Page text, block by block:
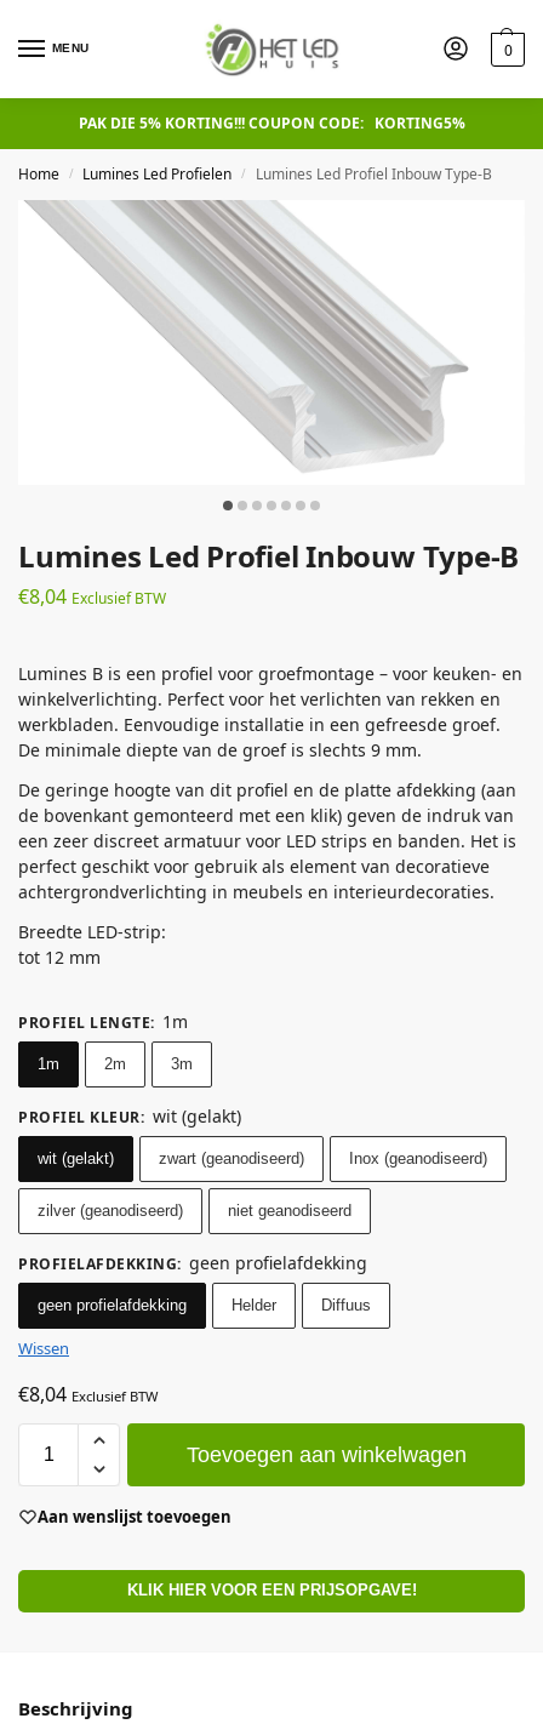
MENU 0
PAK DIE 5% KORTING!!! COUPON CODE: KORTING5%
Home / Lumines Led Profielen / Lumines Led Profiel Inbouw Type-B
Lumines Led Profiel Inbouw Type-B
€8,04 Exclusief BTW
Lumines B is een profiel voor groefmontage – voor keuken- en
winkelverlichting. Perfect voor het verlichten van rekken en
werkbladen. Eenvoudige installatie in een gefreesde groef.
De minimale diepte van de groef is slechts 9 mm.
De geringe hoogte van dit profiel en de platte afdekking (aan
de bovenkant gemonteerd met een klik) geven de indruk van
een zeer discreet armatuur voor LED strips en banden. Het is
perfect geschikt voor gebruik als element van decoratieve
achtergrondverlichting in meubels en interieurdecoraties.
Breedte LED-strip:
tot 12 mm
PROFIEL LENGTE: 1m
1m 2m 3m
PROFIEL KLEUR: wit (gelakt)
wit (gelakt) zwart (geanodiseerd) Inox (geanodiseerd)
zilver (geanodiseerd) niet geanodiseerd
PROFIELAFDEKKING: geen profielafdekking
geen profielafdekking Helder Diffuus
Wissen
€8,04 Exclusief BTW
Toevoegen aan winkelwagen
Aan wenslijst toevoegen
KLIK HIER VOOR EEN PRIJSOPGAVE!
Beschrijving